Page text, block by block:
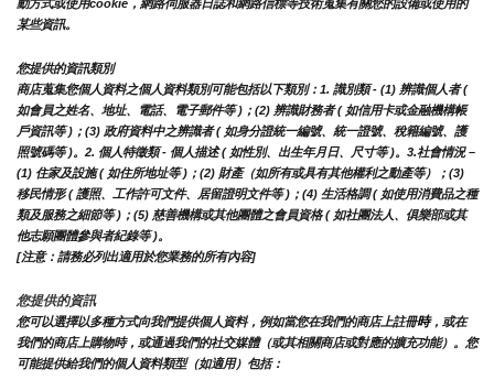
動方式或使用cookie，網路伺服器日誌和網路信標等技術蒐集有關您的設備或使用的
某些資訊。
您提供的資訊類別
商店蒐集您個人資料之個人資料類別可能包括以下類別：1. 識別類 - (1) 辨識個人者 (
如會員之姓名、地址、電話、電子郵件等 )；(2) 辨識財務者 ( 如信用卡或金融機構帳
戶資訊等 )；(3) 政府資料中之辨識者 ( 如身分證統一編號、統一證號、稅籍編號、護
照號碼等 )。2. 個人特徵類 - 個人描述 ( 如性別、出生年月日、尺寸等 )。3.社會情況 –
(1) 住家及設施 ( 如住所地址等 )；(2) 財產（如所有或具有其他權利之動產等）；(3)
移民情形 ( 護照、工作許可文件、居留證明文件等 )；(4) 生活格調 ( 如使用消費品之種
類及服務之細節等 )；(5) 慈善機構或其他團體之會員資格 ( 如社團法人、俱樂部或其
他志願團體參與者紀錄等 )。
[注意：請務必列出適用於您業務的所有內容]
您提供的資訊
您可以選擇以多種方式向我們提供個人資料，例如當您在我們的商店上註冊時，或在
我們的商店上購物時，或通過我們的社交媒體（或其相關商店或對應的擴充功能）。您
可能提供給我們的個人資料類型（如適用）包括：